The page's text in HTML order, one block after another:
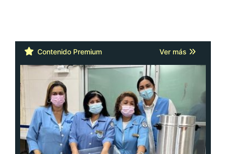
Contenido Premium Ver más